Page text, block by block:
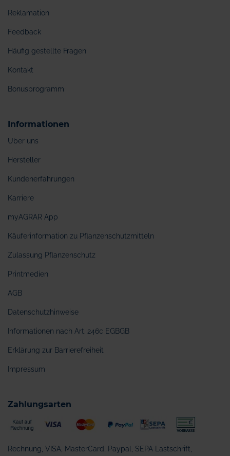
Reklamation
Feedback
Häufig gestellte Fragen
Kontakt
Bonusprogramm
Informationen
Über uns
Hersteller
Kundenerfahrungen
Karriere
myAGRAR App
Käuferinformation zu Pflanzenschutzmitteln
Zulassung Pflanzenschutz
Printmedien
AGB
Datenschutzhinweise
Informationen nach Art. 246c EGBGB
Erklärung zur Barrierefreiheit
Impressum
Zahlungsarten
Rechnung, VISA, MasterCard, Paypal, SEPA Lastschrift,